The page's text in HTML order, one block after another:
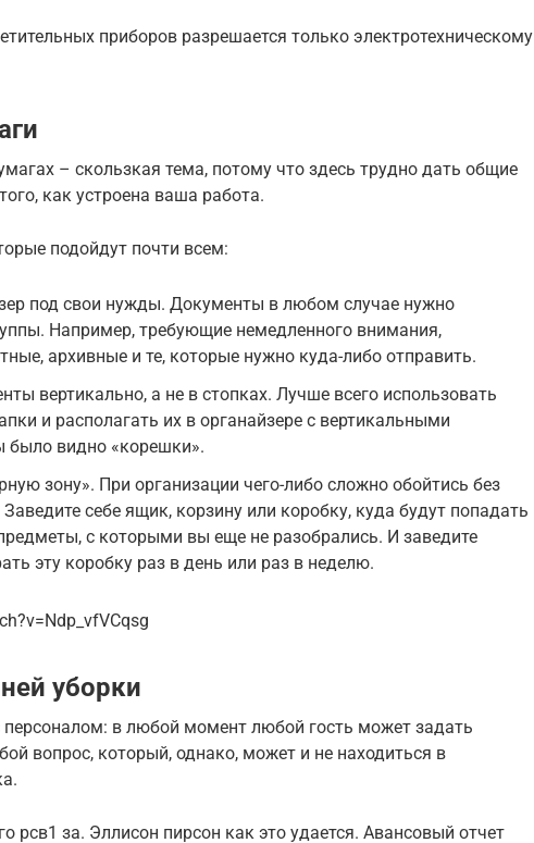
приборов разрешается только электротехническому
– скользкая тема, потому что здесь трудно дать общие
как устроена ваша работа.
подойдут почти всем:
под свои нужды. Документы в любом случае нужно
Например, требующие немедленного внимания,
архивные и те, которые нужно куда-либо отправить.
вертикально, а не в стопках. Лучше всего использовать
и располагать их в органайзере с вертикальными
было видно «корешки».
зону». При организации чего-либо сложно обойтись без
себе ящик, корзину или коробку, куда будут попадать
с которыми вы еще не разобрались. И заведите
эту коробку раз в день или раз в неделю.
уборки
персоналом: в любой момент любой гость может задать
вопрос, который, однако, может и не находиться в
рсв1 за. Эллисон пирсон как это удается. Авансовый отчет